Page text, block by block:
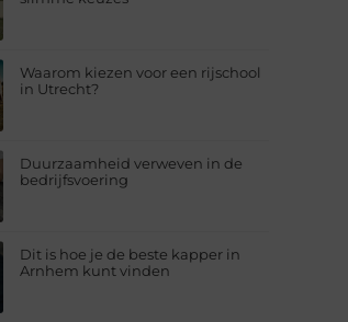
Waarom kiezen voor een rijschool
in Utrecht?
Duurzaamheid verweven in de
bedrijfsvoering
Dit is hoe je de beste kapper in
Arnhem kunt vinden